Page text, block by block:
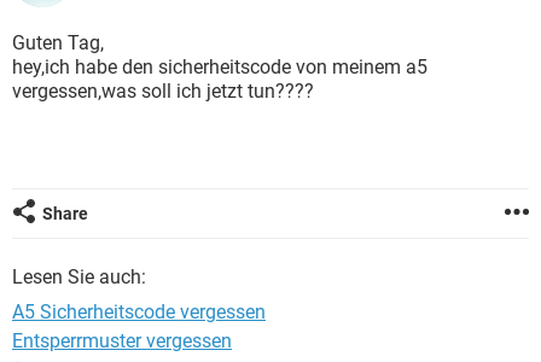
FACEBOOK
WHATSAPP
FACEBOOK HARDWARE
ANDROID
WINDOWS 10
WHATSAPP TIKTOK
SPIELE
ANDROID IOS
FACEBOOK
Guten Tag,
hey,ich habe den sicherheitscode von meinem a5
vergessen,was soll ich jetzt tun????
Share
Lesen Sie auch:
A5 Sicherheitscode vergessen
Entsperrmuster vergessen